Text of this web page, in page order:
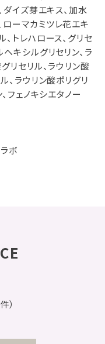
イズ芽エキス、加水
ローマカミツレ花エキ
、トレハロース、グリセ
ヘキシルグリセリン、ラ
リセリル、ラウリン酸
、ラウリン酸ポリグリ
フェノキシエタノー
ボ
）